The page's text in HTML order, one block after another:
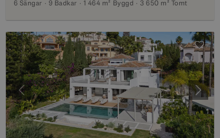
6 Sängar 9 Badkar 1 464 m² Byggd 3 650 m² Tomt
Föregående Nästa